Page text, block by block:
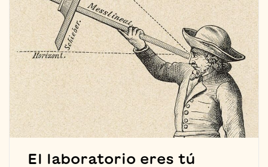
El laboratorio eres tú